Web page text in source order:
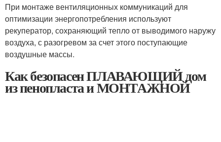
При монтаже вентиляционных коммуникаций для
оптимизации энергопотребления используют
рекуператор, сохраняющий тепло от выводимого наружу
воздуха, с разогревом за счет этого поступающие
воздушные массы.
Как безопасен ПЛАВАЮЩИЙ дом
из пенопласта и МОНТАЖНОЙ